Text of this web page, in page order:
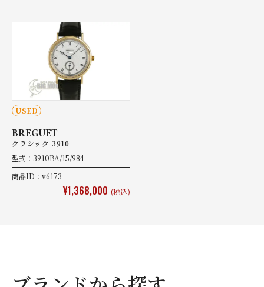
USED
BREGUET
クラシック 3910
型式：3910BA/15/984
商品ID：v6173
¥1,368,000 (税込)